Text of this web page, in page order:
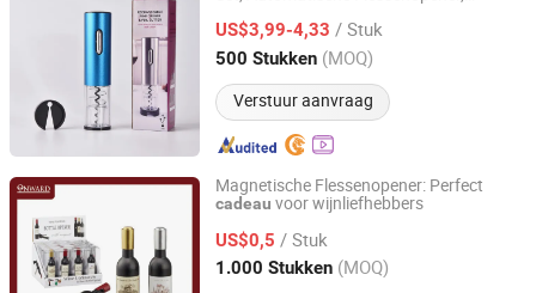
Flessenopener Wijn en Capsule Snijder,
USB Kabel, Extruder, VAC
US$3,99-4,33 / Stuk
500 Stukken (MOQ)
Verstuur aanvraag
Zhejiang, China Sinds 2022
Magnetische Flessenopener: Perfect
cadeau voor wijnliefhebbers
US$0,5 / Stuk
1.000 Stukken (MOQ)
YONGKANG ONWARD INDUSTRY & TRADE CO., LTD.
Zhejiang, China Sinds 2012